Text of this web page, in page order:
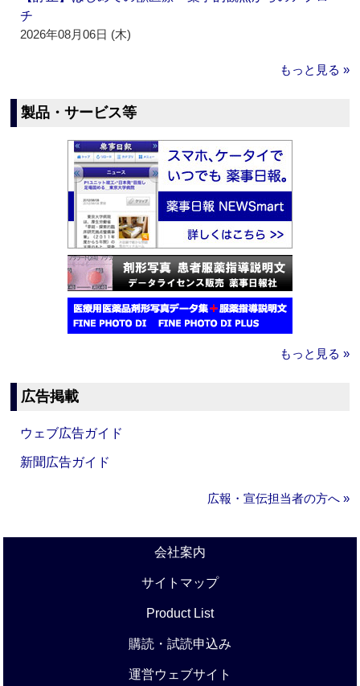
チ
2026年08月06日 (木)
もっと見る »
製品・サービス等
もっと見る »
広告掲載
ウェブ広告ガイド
新聞広告ガイド
広報・宣伝担当者の方へ »
会社案内
サイトマップ
Product List
購読・試読申込み
運営ウェブサイト